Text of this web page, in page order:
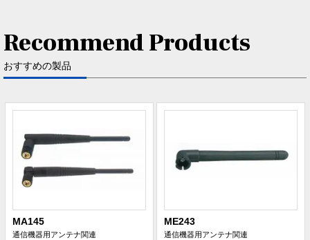
Recommend Products
おすすめの製品
MA145
通信機器用アンテナ関連
ME243
通信機器用アンテナ関連